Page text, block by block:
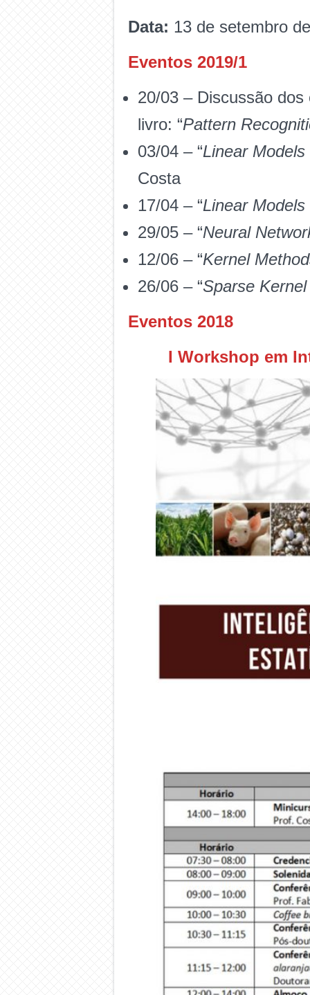
Data: 13 de setembro
Eventos 2019/1
20/03 – Discussão
livro: “Pattern
03/04 – “Linear
Costa
17/04 – “Linear
29/05 – “Neural
12/06 – “Kernel
26/06 – “Sparse
Eventos 2018
I Workshop em